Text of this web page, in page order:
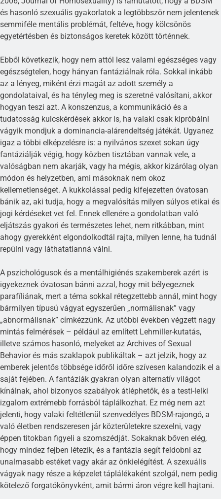
és hasonló szexuális gyakorlatok a legtöbbször nem jelentenek
semmiféle mentális problémát, feltéve, hogy kölcsönös
egyetértésben és biztonságos keretek között történnek.
Ebből következik, hogy nem attól lesz valami egészséges vagy
egészségtelen, hogy hányan fantáziálnak róla. Sokkal inkább
az a lényeg, miként érzi magát az adott személy a
gondolataival, és ha tényleg meg is szeretné valósítani, akkor
hogyan teszi azt. A konszenzus, a kommunikáció és a
tudatosság kulcskérdések akkor is, ha valaki csak kipróbálni
vágyik mondjuk a dominancia-alárendeltség játékát. Ugyanez
igaz a többi elképzelésre is: a nyilvános szexet sokan úgy
fantáziálják végig, hogy közben tisztában vannak vele, a
valóságban nem akarják, vagy ha mégis, akkor kizárólag olyan
módon és helyzetben, ami másoknak nem okoz
kellemetlenséget. A kukkolással pedig kifejezetten óvatosan
bánik az, aki tudja, hogy a megvalósítás milyen súlyos etikai és
jogi kérdéseket vet fel. Ennek ellenére a gondolatban való
eljátszás gyakori és természetes lehet, nem ritkábban, mint
ahogy gyerekként elgondolkodtál rajta, milyen lenne, ha tudnál
repülni vagy láthatatlanná válni.
A pszichológusok és a mentálhigiénés szakemberek azért is
igyekeznek óvatosan bánni azzal, hogy mit bélyegeznek
parafíliának, mert a téma sokkal rétegzettebb annál, mint hogy
bármilyen típusú vágyat egyszerűen „normálisnak” vagy
„abnormálisnak” címkézzünk. Az utóbbi években végzett nagy
mintás felmérések – például az említett Lehmiller-kutatás,
illetve számos hasonló, melyeket az Archives of Sexual
Behavior és más szaklapok publikáltak – azt jelzik, hogy az
emberek jelentős többsége időről időre szívesen kalandozik el a
saját fejében. A fantáziák gyakran olyan alternatív világot
kínálnak, ahol bizonyos szabályok átléphetők, és a testi-lelki
izgalom extrémebb forrásból táplálkozhat. Ez még nem azt
jelenti, hogy valaki feltétlenül szenvedélyes BDSM-rajongó, a
való életben rendszeresen jár közterületekre szexelni, vagy
éppen titokban figyeli a szomszédját. Sokaknak bőven elég,
hogy mindez fejben létezik, és a fantázia segít feldobni az
unalmasabb estéket vagy akár az önkielégítést. A szexuális
vágyak nagy része a képzelet táplálékaként szolgál, nem pedig
kötelező forgatókönyvként, amit bármi áron végre kell hajtani.